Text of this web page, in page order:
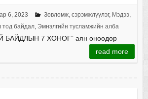
6, 2023 Зөвлөмж, сэрэмжлүүлэг, Мэдээ,
тод байдал, Эмнэлгийн тусламжийн алба
7 ХОНОГ” аян өнөөдөр
read more